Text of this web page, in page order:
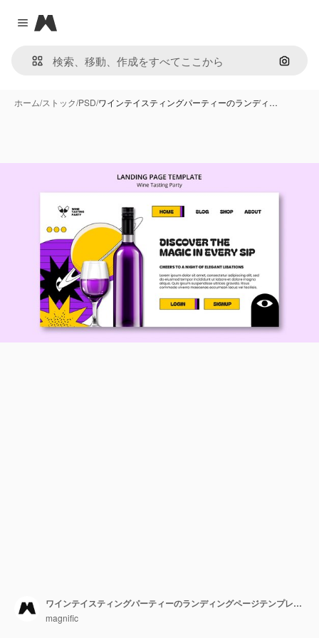
Close menu
Magnific
画像で
ホーム/ストック/PSD/ワインテイスティングパーティーのランディ…
ワインテイスティングパーティーのランディングページテンプレート
magnific